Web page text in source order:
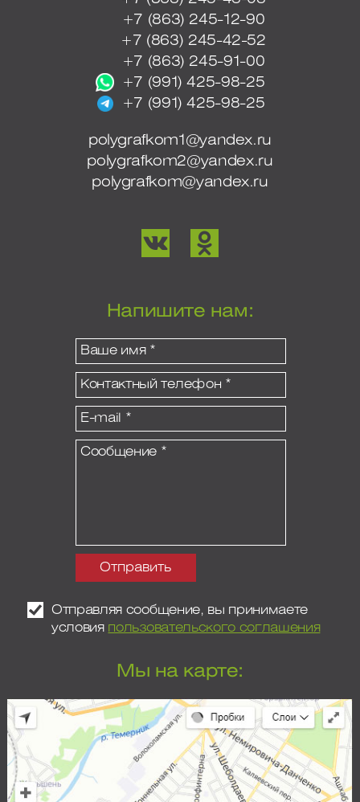
+7 (863) 245-12-90
+7 (863) 245-42-52
+7 (863) 245-91-00
+7 (991) 425-98-25
+7 (991) 425-98-25
polygrafkom1@yandex.ru
polygrafkom2@yandex.ru
polygrafkom@yandex.ru
Напишите нам:
Отправляя сообщение, вы принимаете
условия пользовательского соглашения
Мы на карте: